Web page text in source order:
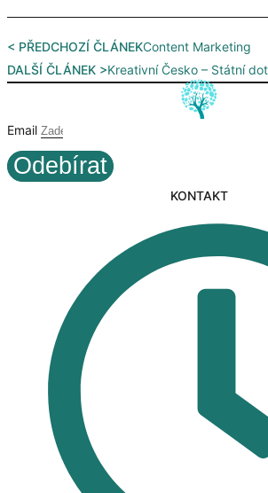
< PŘEDCHOZÍ ČLÁNEKContent Marketing
DALŠÍ ČLÁNEK >Kreativní Česko – Státní
Email
Odebírat
KONTAKT